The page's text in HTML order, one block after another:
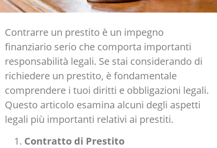
Contrarre un prestito è un impegno
finanziario serio che comporta importanti
responsabilità legali. Se stai considerando di
richiedere un prestito, è fondamentale
comprendere i tuoi diritti e obbligazioni legali.
Questo articolo esamina alcuni degli aspetti
legali più importanti relativi ai prestiti.
Contratto di Prestito